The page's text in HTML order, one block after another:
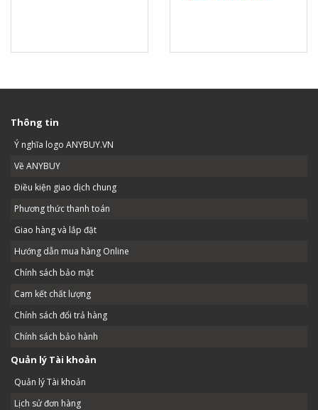
Thông tin
Ý nghĩa logo ANYBUY.VN
Về ANYBUY
Điều kiện giao dịch chung
Phương thức thanh toán
Giao hàng và lắp đặt
Hướng dẫn mua hàng Online
Chính sách bảo mật
Cam kết chất lượng
Chính sách đổi trả hàng
Chính sách bảo hành
Quản lý Tài khoản
Quản lý Tài khoản
Lịch sử đơn hàng